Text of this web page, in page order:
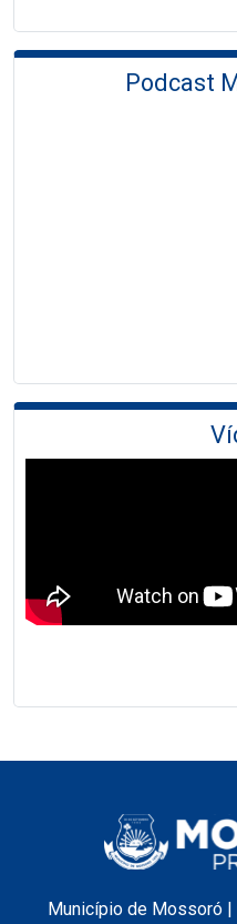
Podcast
Município de Mossoró